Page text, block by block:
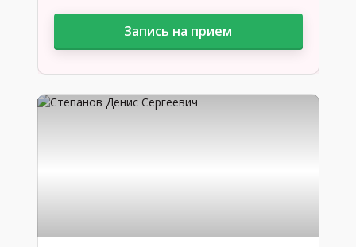
Запись на прием